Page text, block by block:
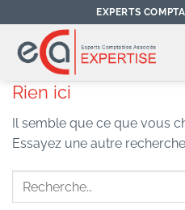
au
contenu
EXPERTS
Rien ici
Il semble que ce que vous
Essayez une autre